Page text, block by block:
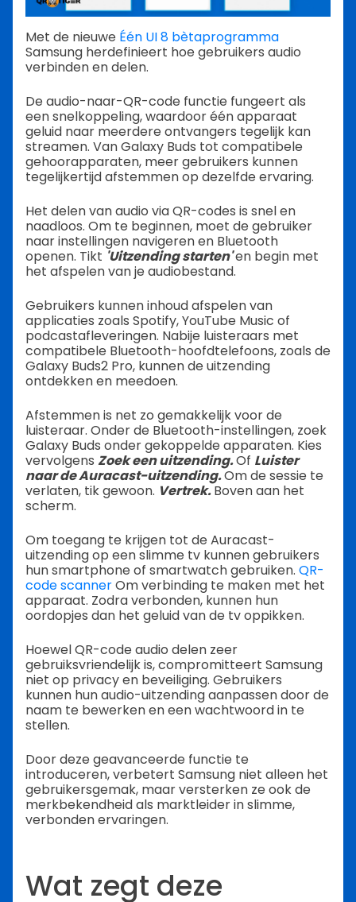
Met de nieuwe Één UI 8 bètaprogramma
Samsung herdefinieert hoe gebruikers audio
verbinden en delen.
De audio-naar-QR-code functie fungeert als
een snelkoppeling, waardoor één apparaat
geluid naar meerdere ontvangers tegelijk kan
streamen. Van Galaxy Buds tot compatibele
gehoorapparaten, meer gebruikers kunnen
tegelijkertijd afstemmen op dezelfde ervaring.
Het delen van audio via QR-codes is snel en
naadloos. Om te beginnen, moet de gebruiker
naar instellingen navigeren en Bluetooth
openen. Tikt 'Uitzending starten'en begin met
het afspelen van je audiobestand.
Gebruikers kunnen inhoud afspelen van
applicaties zoals Spotify, YouTube Music of
podcastafleveringen. Nabije luisteraars met
compatibele Bluetooth-hoofdtelefoons, zoals de
Galaxy Buds2 Pro, kunnen de uitzending
ontdekken en meedoen.
Afstemmen is net zo gemakkelijk voor de
luisteraar. Onder de Bluetooth-instellingen, zoek
Galaxy Buds onder gekoppelde apparaten. Kies
vervolgens Zoek een uitzending.Of Luister
naar de Auracast-uitzending.Om de sessie te
verlaten, tik gewoon. Vertrek.Boven aan het
scherm.
Om toegang te krijgen tot de Auracast-
uitzending op een slimme tv kunnen gebruikers
hun smartphone of smartwatch gebruiken. QR-
code scannerOm verbinding te maken met het
apparaat. Zodra verbonden, kunnen hun
oordopjes dan het geluid van de tv oppikken.
Hoewel QR-code audio delen zeer
gebruiksvriendelijk is, compromitteert Samsung
niet op privacy en beveiliging. Gebruikers
kunnen hun audio-uitzending aanpassen door de
naam te bewerken en een wachtwoord in te
stellen.
Door deze geavanceerde functie te
introduceren, verbetert Samsung niet alleen het
gebruikersgemak, maar versterken ze ook de
merkbekendheid als marktleider in slimme,
verbonden ervaringen.
Wat zegt deze